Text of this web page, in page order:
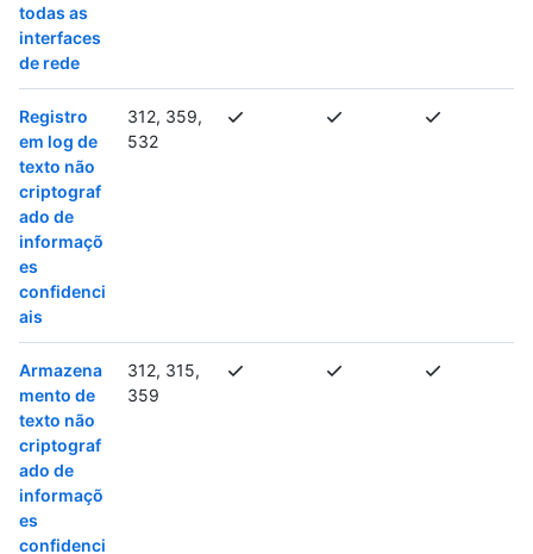
todas as
interfaces
de rede
Registro
em log de
texto não
criptograf
ado de
informaçõ
es
confidenci
ais
312, 359,
532
Armazena
mento de
texto não
criptograf
ado de
informaçõ
es
confidenci
312, 315,
359